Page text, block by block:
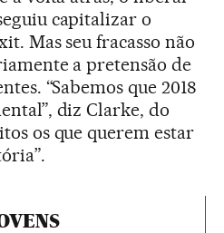
capitalizar o
Mas seu fracasso não
a pretensão de
“Sabemos que 2018
diz Clarke, do
os que querem estar